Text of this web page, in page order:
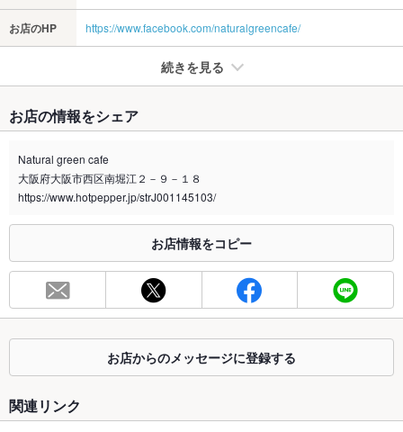
お店のHP https://www.facebook.com/naturalgreencafe/
続きを見る
禁煙・喫煙
全席喫煙可
ざいます。
喫煙専用室 あり
お席
総席数 21席(貸切可能です。)
最大宴会収
－
お店の情報をシェア
Natural green cafe
大阪府大阪市西区南堀江２－９－１８
https://www.hotpepper.jp/strJ001145103/
お店情報をコピー
お店からのメッセージに登録する
関連リンク